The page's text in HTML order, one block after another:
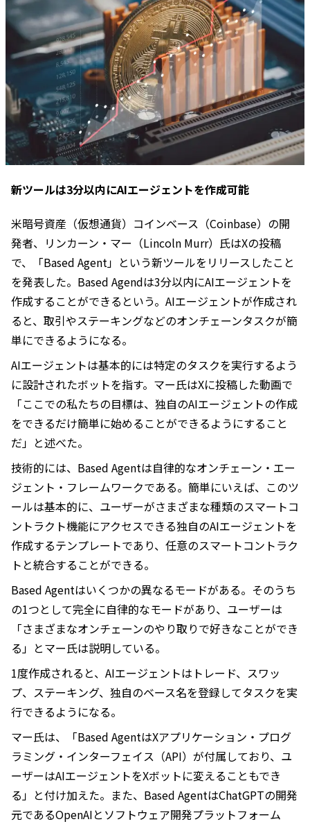
新ツールは3分以内にAIエージェントを作成可能
米暗号資産（仮想通貨）コインベース（Coinbase）の開
発者、リンカーン・マー（Lincoln Murr）氏はXの投稿
で、「Based Agent」という新ツールをリリースしたこと
を発表した。Based Agendは3分以内にAIエージェントを
作成することができるという。AIエージェントが作成され
ると、取引やステーキングなどのオンチェーンタスクが簡
単にできるようになる。
AIエージェントは基本的には特定のタスクを実行するよう
に設計されたボットを指す。マー氏はXに投稿した動画で
「ここでの私たちの目標は、独自のAIエージェントの作成
をできるだけ簡単に始めることができるようにすること
だ」と述べた。
技術的には、Based Agentは自律的なオンチェーン・エー
ジェント・フレームワークである。簡単にいえば、このツ
ールは基本的に、ユーザーがさまざまな種類のスマートコ
ントラクト機能にアクセスできる独自のAIエージェントを
作成するテンプレートであり、任意のスマートコントラク
トと統合することができる。
Based Agentはいくつかの異なるモードがある。そのうち
の1つとして完全に自律的なモードがあり、ユーザーは
「さまざまなオンチェーンのやり取りで好きなことができ
る」とマー氏は説明している。
1度作成されると、AIエージェントはトレード、スワッ
プ、ステーキング、独自のベース名を登録してタスクを実
行できるようになる。
マー氏は、「Based AgentはXアプリケーション・プログ
ラミング・インターフェイス（API）が付属しており、ユ
ーザーはAIエージェントをXボットに変えることもでき
る」と付け加えた。また、Based AgentはChatGPTの開発
元であるOpenAIとソフトウェア開発プラットフォーム